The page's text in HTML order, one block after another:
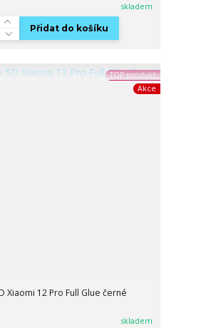
skladem
Přidat do košíku
TOP produkt
Akce
Xiaomi 12 Pro Full Glue černé
skladem